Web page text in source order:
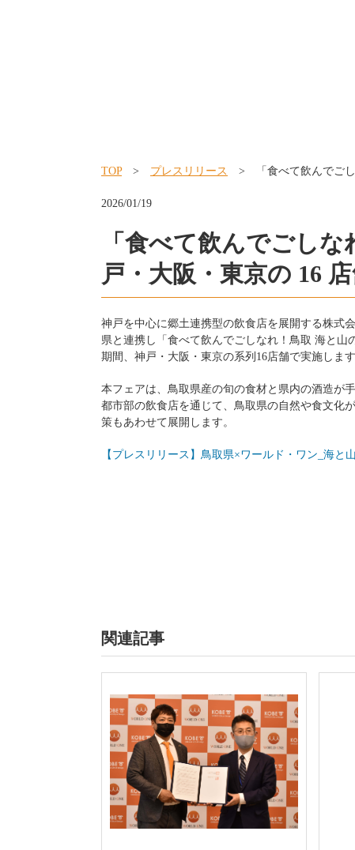
TOP> プレスリリース > 「食べて飲んでごし
2026/01/19
「食べて飲んでごし
戸・大阪・東京の 16
神戸を中心に郷土連携型の飲食店を展開する株式
県と連携し「食べて飲んでごしなれ！鳥取 海と山
期間、神戸・大阪・東京の系列16店舗で実施します
本フェアは、鳥取県産の旬の食材と県内の酒造が
都市部の飲食店を通じて、鳥取県の自然や食文化
策もあわせて展開します。
【プレスリリース】鳥取県×ワールド・ワン_海と
関連記事